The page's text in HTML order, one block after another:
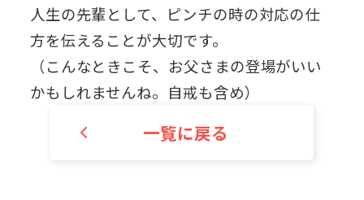
人生の先輩として、ピンチの時の対応の仕
方を伝えることが大切です。
（こんなときこそ、お父さまの登場がいい
かもしれませんね。自戒も含め）
一覧に戻る